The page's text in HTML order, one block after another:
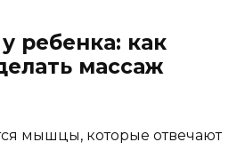
ребенка: как
массаж
мышцы, которые отвечают